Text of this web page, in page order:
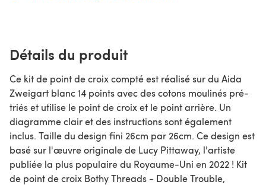
Détails du produit
Ce kit de point de croix compté est réalisé sur du Aida
Zweigart blanc 14 points avec des cotons moulinés pré-
triés et utilise le point de croix et le point arrière. Un
diagramme clair et des instructions sont également
inclus. Taille du design fini 26cm par 26cm. Ce design est
basé sur l'œuvre originale de Lucy Pittaway, l'artiste
publiée la plus populaire du Royaume-Uni en 2022 ! Kit
de point de croix Bothy Threads - Double Trouble,